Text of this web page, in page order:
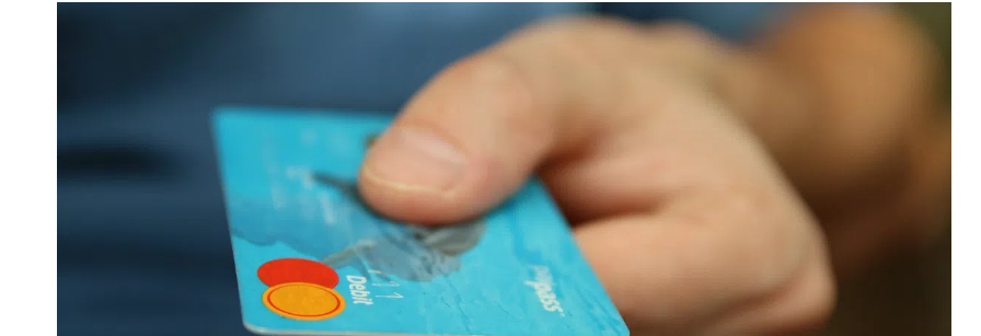
ПОЛІЦІЯ ПОЛТАВЩИНИ РОЗШУКУЄ 62-РІЧНУ
ЛЮДМИЛУ ТИМЧЕНКО
ВНАСЛІДОК ПОРАНЕНЬ, ОТРИМАНИХ НА ВІЙНІ,
ПОМЕР ВОЇН ЮРІЙ ВОЙТИК
25 листопада 2025